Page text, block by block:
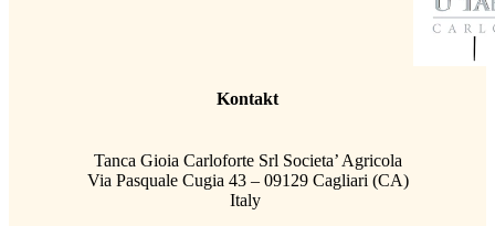
Kontakt
Tanca Gioia Carloforte Srl Societa’ Agricola
Via Pasquale Cugia 43 – 09129 Cagliari (CA)
Italy